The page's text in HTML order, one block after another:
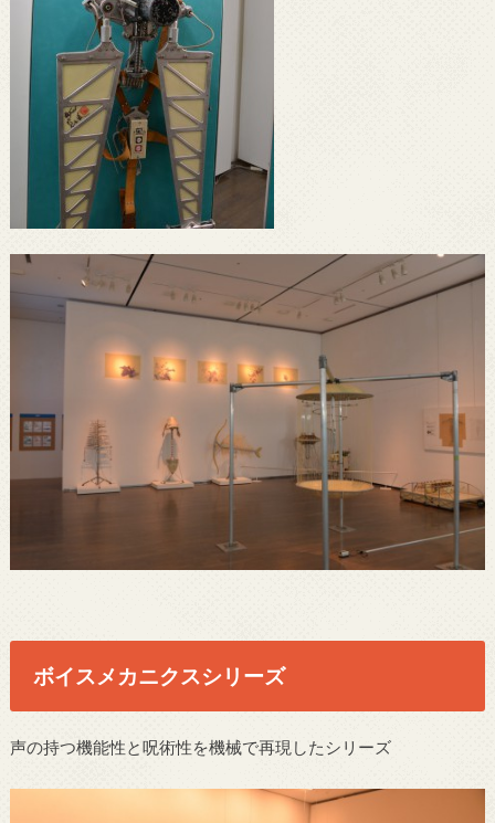
ボイスメカニクスシリーズ
声の持つ機能性と呪術性を機械で再現したシリーズ